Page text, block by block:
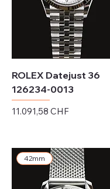
ROLEX Datejust 36
126234-0013
Preis
11.091,58 CHF
42mm